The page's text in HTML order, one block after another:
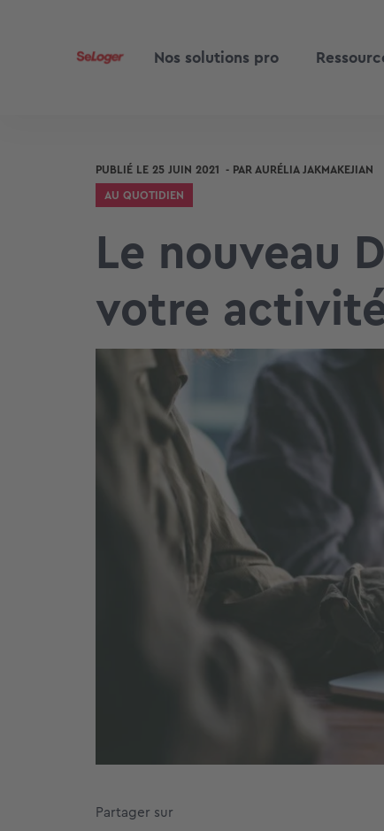
Nos solutions pro
PUBLIÉ LE 25 JUIN 2021 - PARAURÉLIA JAKMAKEJIAN
AU QUOTIDIEN
Le nouveau
votre
Partager sur